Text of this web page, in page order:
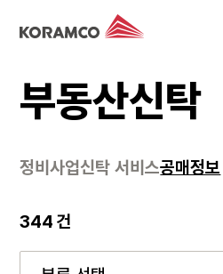
부동산신탁
정비사업신탁 서비스공매정보
344 건